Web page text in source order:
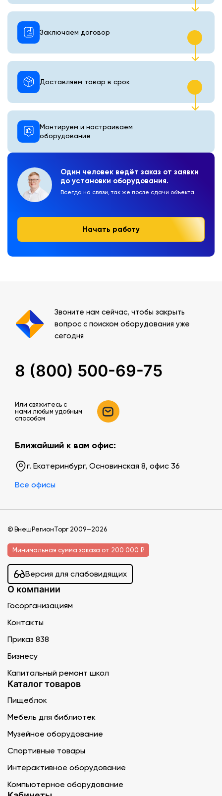
Один человек ведёт заказ от заявки
до установки оборудования.
Всегда на связи, так же после сдачи объекта.
Начать работу
Монтируем и настраиваем
оборудование
Доставляем товар в срок
Заключаем договор
Звоните нам сейчас, чтобы закрыть
вопрос с поиском оборудования уже
сегодня
8 (800) 500-69-75
Или свяжитесь c
нами любым удобным
способом
Ближайший к вам офис:
г. Екатеринбург, Основинская 8, офис 36
Все офисы
© ВнешРегионТорг 2009—2026
Минимальная сумма заказа от 200 000 ₽
Версия для слабовидящих
О компании
Госорганизациям
Контакты
Приказ 838
Бизнесу
Капитальный ремонт школ
Каталог товаров
Пищеблок
Мебель для библиотек
Музейное оборудование
Спортивные товары
Интерактивное оборудование
Компьютерное оборудование